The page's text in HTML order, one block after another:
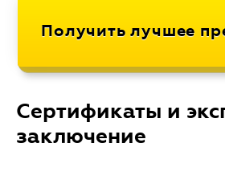
Сертификаты и
заключение